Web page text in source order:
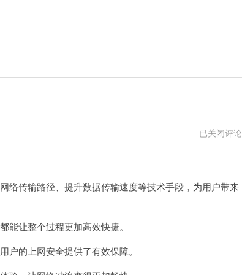
snap
不
开
已关闭评论
传输路径、提升数据传输速度等技术手段，为用户带来
让整个过程更加高效快捷。
的上网安全提供了有效保障。